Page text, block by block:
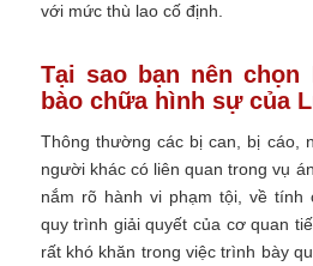
với mức thù lao cố định.
Tại sao bạn nên
bào chữa hình sự của
Thông thường các bị can, bị cáo,
người khác có liên quan trong vụ
nắm rõ hành vi phạm tội, về tính
quy trình giải quyết của cơ quan
rất khó khăn trong việc trình bày